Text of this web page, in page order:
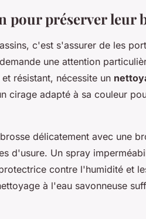
pour préserver leur
c'est s'assurer de les
une attention
résistant, nécessite un
cirage adapté à sa couleur
délicatement avec une
d'usure. Un spray
contre l'humidité et
à l'eau savonneuse